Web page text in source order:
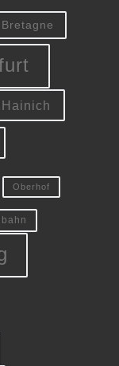
Bretagne
Hainich
Oberhof